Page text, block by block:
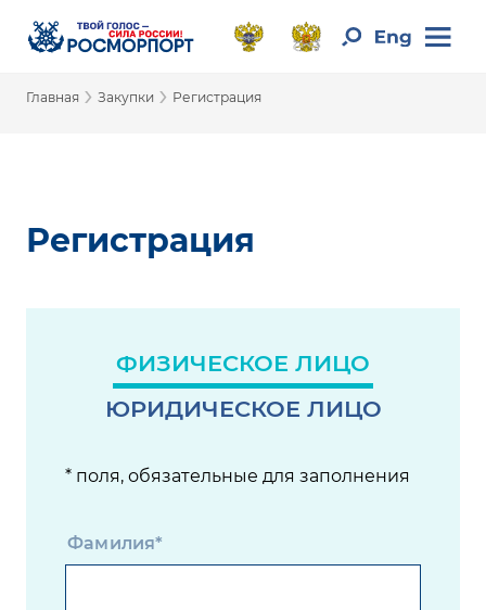
Главная › Закупки › Регистрация
Регистрация
ФИЗИЧЕСКОЕ ЛИЦО
ЮРИДИЧЕСКОЕ ЛИЦО
* поля, обязательные для заполнения
Фамилия*